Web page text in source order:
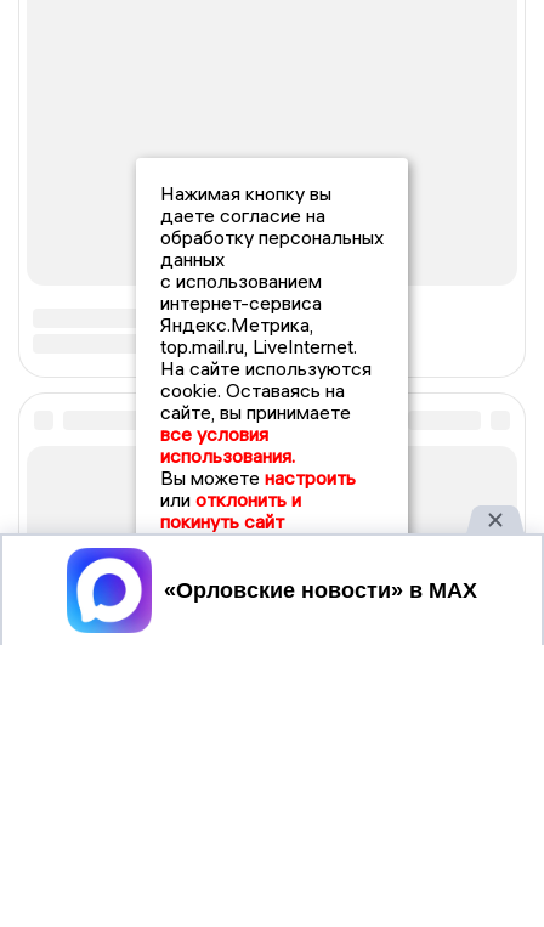
Нажимая кнопку вы
даете согласие на
обработку персональных
данных
с использованием
интернет-сервиса
Яндекс.Метрика,
top.mail.ru, LiveInternet.
На сайте используются
cookie. Оставаясь на
сайте, вы принимаете
все условия
использования.
Вы можете настроить
или отклонить и
покинуть сайт
Принять